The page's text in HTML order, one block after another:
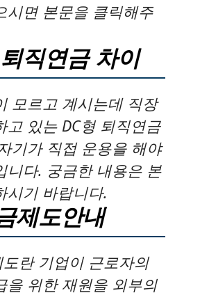
시면 본문을 클릭해주
직연금 차이
모르고 계시는데 직장
고 있는 DC형 퇴직연금
기가 직접 운용을 해야
니다. 궁금한 내용은 본
시기 바랍니다.
제도안내
란 기업이 근로자의
을 위한 재원을 외부의